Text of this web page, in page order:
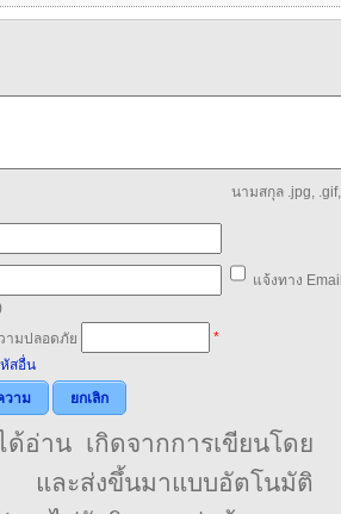
นามสกุล .jpg,
แจ้งทาง
*
สอื่น
วาม
ยกเลิก
อ่าน เกิดจากการเขียนโดย
ะส่งขึ้นมาแบบอัตโนมัติ